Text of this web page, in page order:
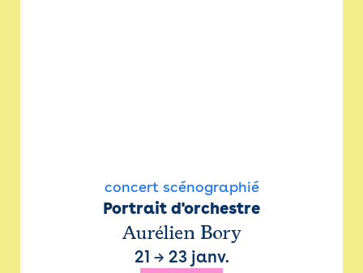
concert scénographié
Portrait d'orchestre
Aurélien Bory
21 → 23 janv.